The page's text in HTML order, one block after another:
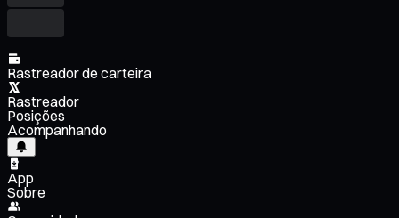
Rastreador de carteira
Rastreador
Posições
Acompanhando
App
Sobre